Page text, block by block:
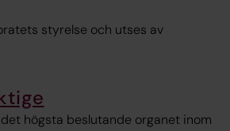
styrelse och utses av
högsta beslutande organet inom